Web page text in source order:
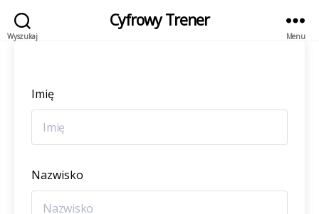
Wyszukaj
Cyfrowy Trener
Menu
Imię
Nazwisko